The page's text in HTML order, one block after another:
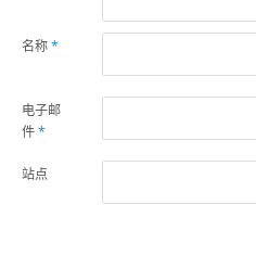
名称*
电子邮
件*
站点